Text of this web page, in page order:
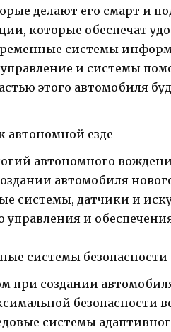
делают его смарт и
которые обеспечат
системы
управление и системы
этого автомобиля
автономной езде
автономного
автомобиля
системы, датчики и
управления и
системы безопасности
при создании
безопасности
системы